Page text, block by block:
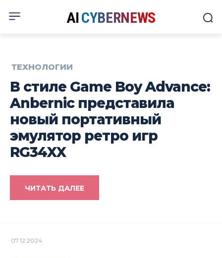
AICYBERNEWS
ТЕХНОЛОГИИ
В стиле Game Boy Advance:
Anbernic представила
новый портативный
эмулятор ретро игр
RG34XX
ЧИТАТЬ ДАЛЕЕ
07.12.2024